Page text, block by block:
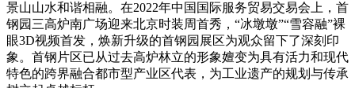
景山山水和谐相融。在2022年中国国际服务贸易交易会上，首
钢园三高炉南广场迎来北京时装周首秀，“冰墩墩”“雪容融”裸
眼3D视频首发，焕新升级的首钢园展区为观众留下了深刻印
象。首钢片区已从过去高炉林立的形象嬗变为具有活力和现代
特色的跨界融合都市型产业区代表，为工业遗产的规划与传承